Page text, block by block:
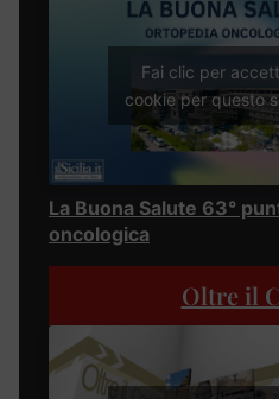
Fai clic per
cookie per questo
La Buona Salute 63°
oncologica
Oltre il